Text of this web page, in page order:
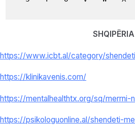
SHQIPËRIA
https://www.icbt.al/category/
https://klinikavenis.com/
https://mentalhealthtx.org/sq/merrni-
https://psikologuonline.al/shendeti-